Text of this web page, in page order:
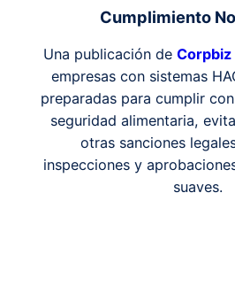
Cumplimiento
Una publicación de Corpbiz
empresas con sistemas
preparadas para cumplir
seguridad alimentaria,
otras sanciones
inspecciones y
suaves​.